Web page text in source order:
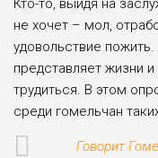
Кто-то, выйдя на
не хочет – мол,
удовольствие
представляет жизни
трудиться. В этом
среди гомельчан
Говорит